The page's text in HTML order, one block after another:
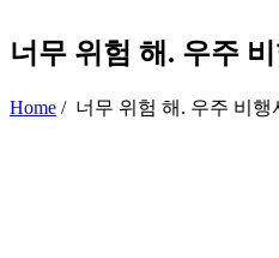
너무 위험 해. 우주
Home / 너무 위험 해. 우주 비행